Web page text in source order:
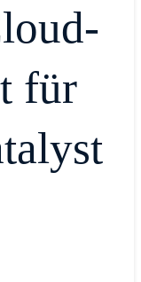
für